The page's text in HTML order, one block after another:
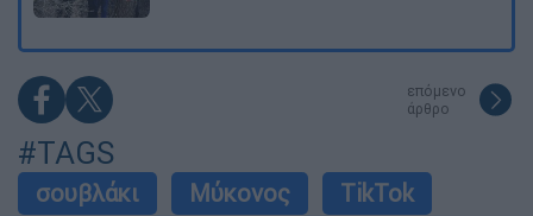
επόμενο
άρθρο
#TAGS
σουβλάκι Μύκονος
TikTok